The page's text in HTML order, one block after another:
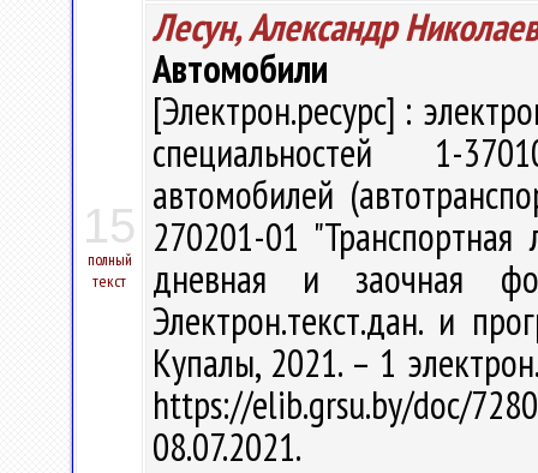
15
полный
текст
Лесун, Александр
Автомобили
[Электрон.ресурс] :
специальностей 1-
автомобилей
270201-01 "Транспортная
дневная и заочная
Электрон.текст.дан. и
Купалы, 2021. – 1
https://elib.grsu.by/doc/
08.07.2021.